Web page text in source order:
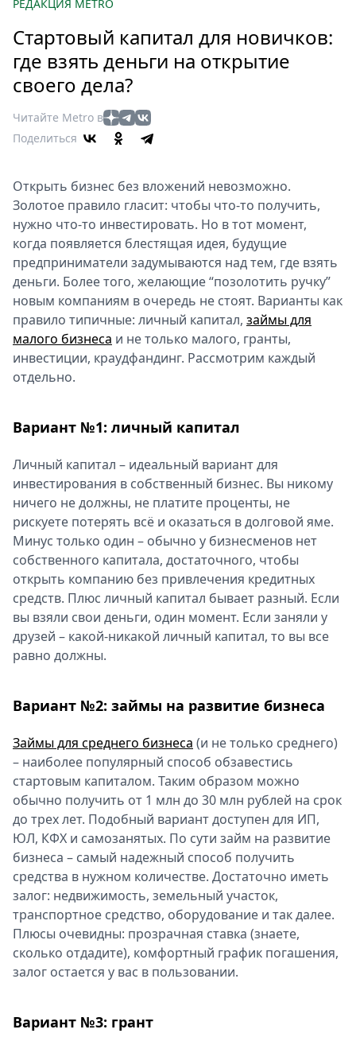
Мир
Здоровье
Еда
Туризм
Мода
Кино
Афиша
Книги
Выставки
Пресс-
релизы
О
Metro
Стримы
2026
Metro
РЕДАКЦИЯ METRO
Стартовый капитал для новичков:
где взять деньги на открытие
своего дела?
Читайте Metro в
Поделиться
Открыть бизнес без вложений невозможно.
Золотое правило гласит: чтобы что-то получить,
нужно что-то инвестировать. Но в тот момент,
когда появляется блестящая идея, будущие
предприниматели задумываются над тем, где взять
деньги. Более того, желающие “позолотить ручку”
новым компаниям в очередь не стоят. Варианты как
правило типичные: личный капитал, займы для
малого бизнеса и не только малого, гранты,
инвестиции, краудфандинг. Рассмотрим каждый
отдельно.
Вариант №1: личный капитал
Личный капитал – идеальный вариант для
инвестирования в собственный бизнес. Вы никому
ничего не должны, не платите проценты, не
рискуете потерять всё и оказаться в долговой яме.
Минус только один – обычно у бизнесменов нет
собственного капитала, достаточного, чтобы
открыть компанию без привлечения кредитных
средств. Плюс личный капитал бывает разный. Если
вы взяли свои деньги, один момент. Если заняли у
друзей – какой-никакой личный капитал, то вы все
равно должны.
Вариант №2: займы на развитие бизнеса
Займы для среднего бизнеса (и не только среднего)
– наиболее популярный способ обзавестись
стартовым капиталом. Таким образом можно
обычно получить от 1 млн до 30 млн рублей на срок
до трех лет. Подобный вариант доступен для ИП,
ЮЛ, КФХ и самозанятых. По сути займ на развитие
бизнеса – самый надежный способ получить
средства в нужном количестве. Достаточно иметь
залог: недвижимость, земельный участок,
транспортное средство, оборудование и так далее.
Плюсы очевидны: прозрачная ставка (знаете,
сколько отдадите), комфортный график погашения,
залог остается у вас в пользовании.
Вариант №3: грант